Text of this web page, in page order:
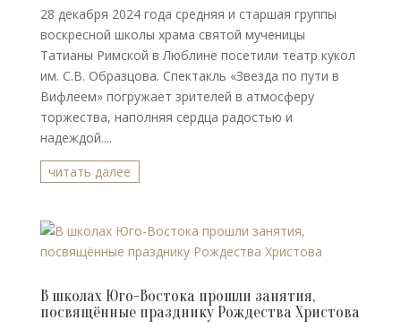
28 декабря 2024 года средняя и старшая группы
воскресной школы храма святой мученицы
Татианы Римской в Люблине посетили театр кукол
им. С.В. Образцова. Спектакль «Звезда по пути в
Вифлеем» погружает зрителей в атмосферу
торжества, наполняя сердца радостью и
надеждой....
читать далее
В школах Юго-Востока прошли занятия,
посвящённые празднику Рождества Христова